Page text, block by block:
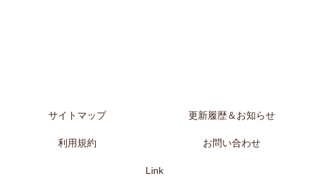
サイトマップ 更新履歴＆お知らせ
利用規約 お問い合わせ
Link